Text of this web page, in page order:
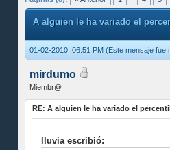
A alguien le ha variado el
01-02-2010, 06:51 PM (Este mensaje fue
mirdumo
Miembr@
RE: A alguien le ha variado el
lluvia escribió: